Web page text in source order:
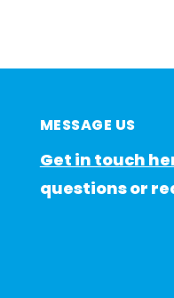
MESSAGE US
Get in touch
questions or